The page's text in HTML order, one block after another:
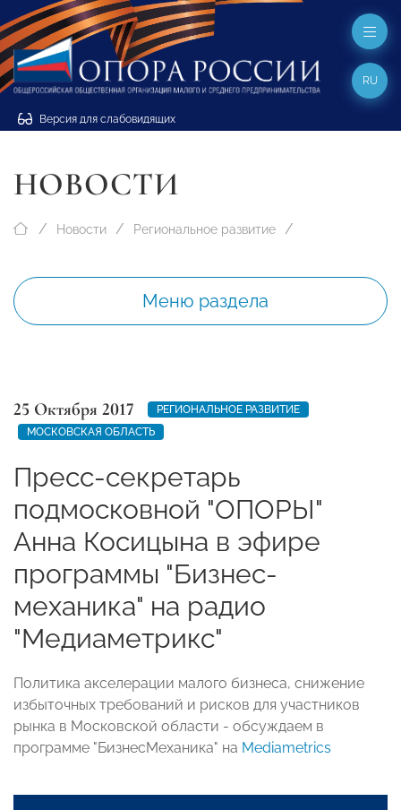
Версия для слабовидящих
RU
НОВОСТИ
Новости Региональное развитие
Меню раздела
25 Октября 2017
РЕГИОНАЛЬНОЕ РАЗВИТИЕ
МОСКОВСКАЯ ОБЛАСТЬ
Пресс-секретарь
подмосковной "ОПОРЫ"
Анна Косицына в эфире
программы "Бизнес-
механика" на радио
"Медиаметрикс"
Политика акселерации малого бизнеса, снижение
избыточных требований и рисков для участников
рынка в Московской области - обсуждаем в
программе "БизнесМеханика" на Mediametrics